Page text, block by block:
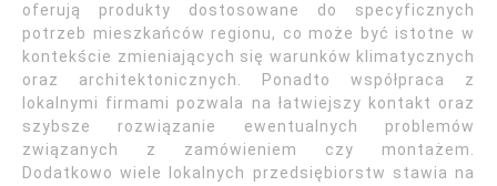
oferują produkty dostosowane do specyficznych
potrzeb mieszkańców regionu, co może być istotne w
kontekście zmieniających się warunków klimatycznych
oraz architektonicznych. Ponadto współpraca z
lokalnymi firmami pozwala na łatwiejszy kontakt oraz
szybsze rozwiązanie ewentualnych problemów
związanych z zamówieniem czy montażem.
Dodatkowo wiele lokalnych przedsiębiorstw stawia na